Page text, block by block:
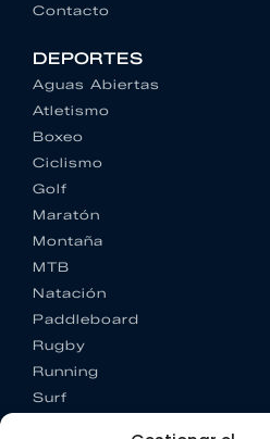
Contacto
DEPORTES
Aguas Abiertas
Atletismo
Boxeo
Ciclismo
Golf
Maratón
Montaña
MTB
Natación
Paddleboard
Rugby
Running
Surf